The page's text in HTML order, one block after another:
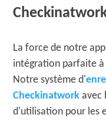
La force de notre
intégration parfaite
Notre système d'
Checkinatwork avec
d'utilisation pour les